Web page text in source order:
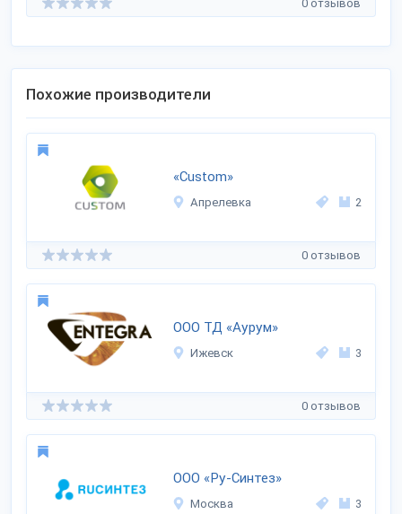
0 отзывов
Похожие производители
«Custom»
Апрелевка 2
0 отзывов
ООО ТД «Аурум»
Ижевск 3
0 отзывов
ООО «Ру-Синтез»
Москва 3